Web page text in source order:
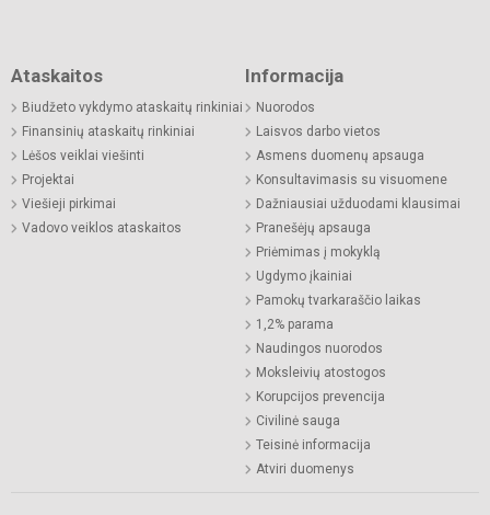
Ataskaitos
Biudžeto vykdymo ataskaitų rinkiniai
Finansinių ataskaitų rinkiniai
Lėšos veiklai viešinti
Projektai
Viešieji pirkimai
Vadovo veiklos ataskaitos
Informacija
Nuorodos
Laisvos darbo vietos
Asmens duomenų apsauga
Konsultavimasis su visuomene
Dažniausiai užduodami klausimai
Pranešėjų apsauga
Priėmimas į mokyklą
Ugdymo įkainiai
Pamokų tvarkaraščio laikas
1,2% parama
Naudingos nuorodos
Moksleivių atostogos
Korupcijos prevencija
Civilinė sauga
Teisinė informacija
Atviri duomenys